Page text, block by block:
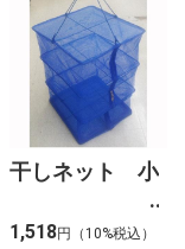
干しネット 小
1,518円（10%税込）